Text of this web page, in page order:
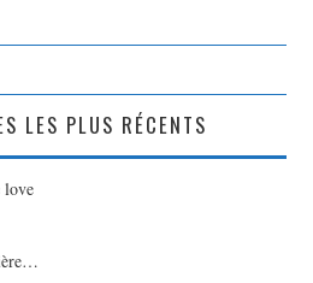
LES PLUS RÉCENTS
love